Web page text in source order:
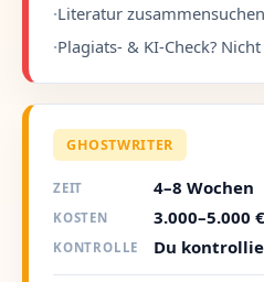
·Literatur
·Plagiats- & KI-Check?
GHOSTWRITER
ZEIT 4–8 Wochen
KOSTEN 3.000–5.000 €
KONTROLLE Du